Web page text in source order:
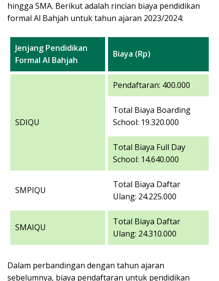
hingga SMA. Berikut adalah rincian biaya pendidikan
formal Al Bahjah untuk tahun ajaran 2023/2024:
Jenjang Pendidikan
Formal Al Bahjah
Biaya (Rp)
SDIQU
Pendaftaran: 400.000
Total Biaya Boarding
School: 19.320.000
Total Biaya Full Day
School: 14.640.000
SMPIQU
Total Biaya Daftar
Ulang: 24.225.000
SMAIQU
Total Biaya Daftar
Ulang: 24.310.000
Dalam perbandingan dengan tahun ajaran
sebelumnya, biaya pendaftaran untuk pendidikan